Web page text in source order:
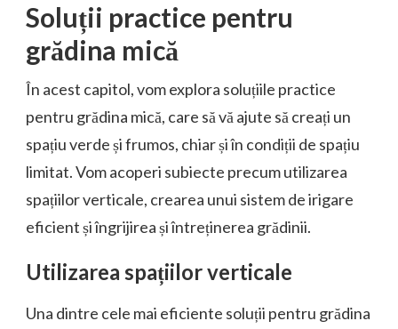
Soluții practice pentru
grădina mică
În acest capitol, vom explora soluțiile practice
pentru grădina mică, care să vă ajute să creați un
spațiu verde și frumos, chiar și în condiții de spațiu
limitat. Vom acoperi subiecte precum utilizarea
spațiilor verticale, crearea unui sistem de irigare
eficient și îngrijirea și întreținerea grădinii.
Utilizarea spațiilor verticale
Una dintre cele mai eficiente soluții pentru grădina